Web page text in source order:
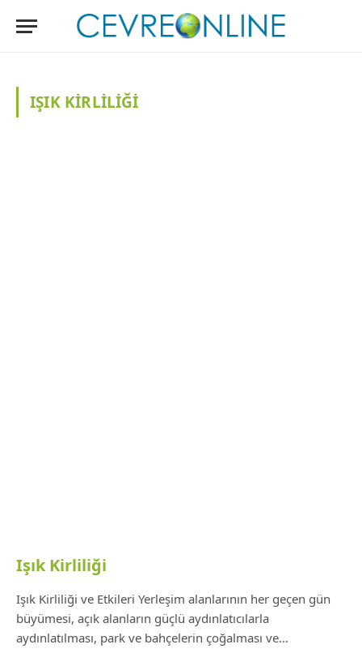
IŞIK KIRLILIĞI
Işık Kirliliği
Işık Kirliliği ve Etkileri Yerleşim alanlarının her geçen gün
büyümesi, açık alanların güçlü aydınlatıcılarla
aydınlatılması, park ve bahçelerin çoğalması ve…